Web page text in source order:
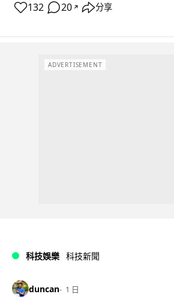
132 20 ↗ 分享
ADVERTISEMENT
科技娛樂 科技新聞
duncan 1 日